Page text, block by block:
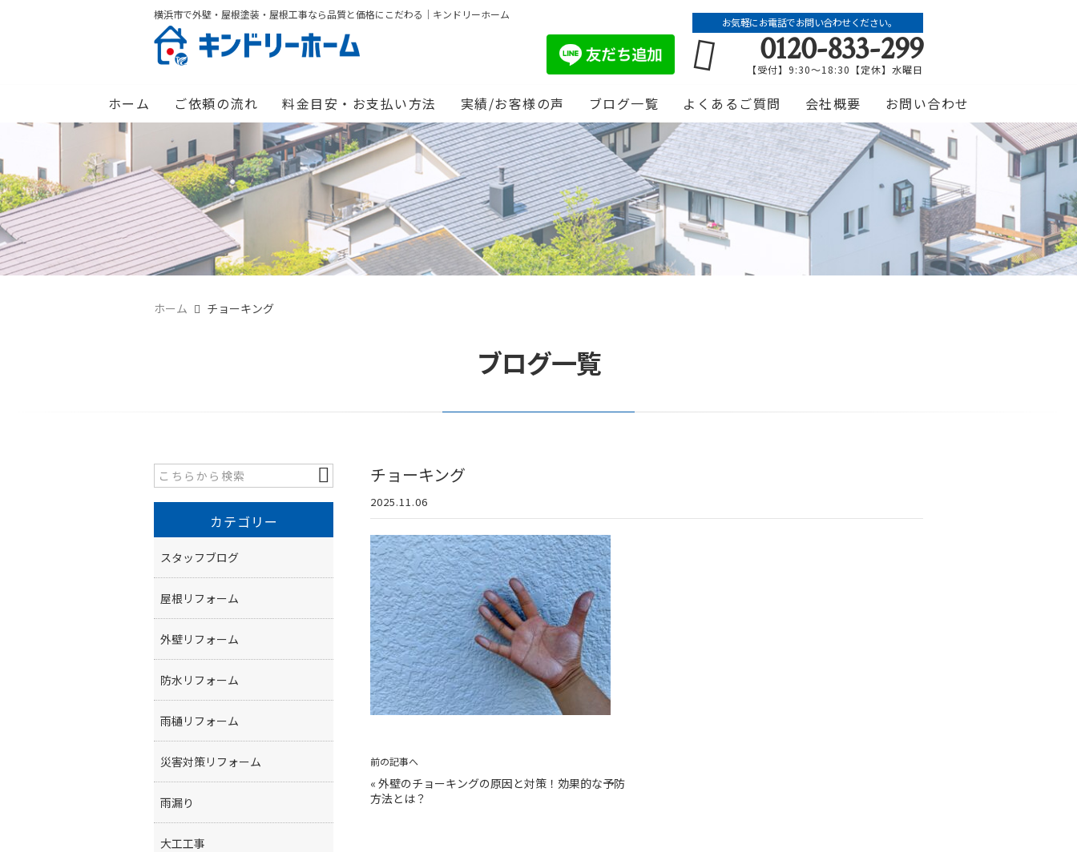
横浜市で外壁・屋根塗装・屋根工事なら品質と価格にこだわる｜キンドリーホーム
お気軽にお電話でお問い合わせください。
0120-833-299
【受付】9:30～18:30【定休】水曜日
ホーム ご依頼の流れ 料金目安・お支払い方法 実績/お客様の声 ブログ一覧 よくあるご質問 会社概要 お問い合わせ
ホーム チョーキング
ブログ一覧
チョーキング
2025.11.06
前の記事へ
« 外壁のチョーキングの原因と対策！効果的な予防
方法とは？
カテゴリー
スタッフブログ
屋根リフォーム
外壁リフォーム
防水リフォーム
雨樋リフォーム
災害対策リフォーム
雨漏り
大工工事